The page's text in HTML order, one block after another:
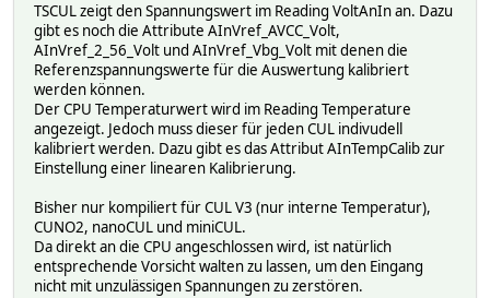
TSCUL zeigt den Spannungswert im Reading VoltAnIn an. Dazu
gibt es noch die Attribute AInVref_AVCC_Volt,
AInVref_2_56_Volt und AInVref_Vbg_Volt mit denen die
Referenzspannungswerte für die Auswertung kalibriert
werden können.
Der CPU Temperaturwert wird im Reading Temperature
angezeigt. Jedoch muss dieser für jeden CUL indivudell
kalibriert werden. Dazu gibt es das Attribut AInTempCalib zur
Einstellung einer linearen Kalibrierung.
Bisher nur kompiliert für CUL V3 (nur interne Temperatur),
CUNO2, nanoCUL und miniCUL.
Da direkt an die CPU angeschlossen wird, ist natürlich
entsprechende Vorsicht walten zu lassen, um den Eingang
nicht mit unzulässigen Spannungen zu zerstören.